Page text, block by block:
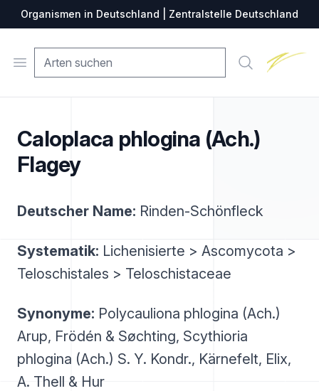
Organismen in Deutschland | Zentralstelle Deutschland
Open menu Suche
Caloplaca phlogina (Ach.)
Flagey
Deutscher Name: Rinden-Schönfleck
Systematik: Lichenisierte > Ascomycota >
Teloschistales > Teloschistaceae
Synonyme: Polycauliona phlogina (Ach.)
Arup, Frödén & Søchting, Scythioria
phlogina (Ach.) S. Y. Kondr., Kärnefelt, Elix,
A. Thell & Hur